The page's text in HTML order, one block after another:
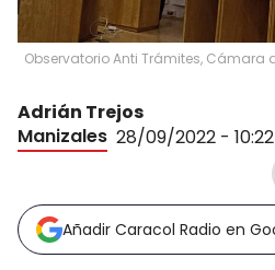
Observatorio Anti Trámites, Cámara
Adrián Trejos
Manizales 28/09/2022 - 10:22
Añadir Caracol Radio en